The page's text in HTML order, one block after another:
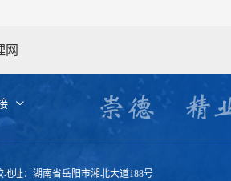
网
地址：湖南省岳阳市湘北大道188号